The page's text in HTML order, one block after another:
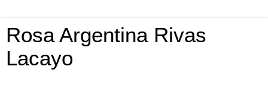
Rosa Argentina Rivas
Lacayo